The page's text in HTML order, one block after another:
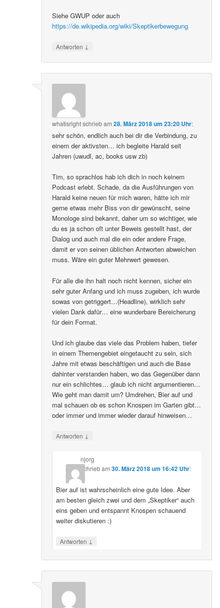
Siehe GWUP oder auch
https://de.wikipedia.org/wiki/Skeptikerbewegung
Antworten ↓
whatisrightschriebam28. März 2018 um 23:20 Uhr:
sehr schön, endlich auch bei dir die Verbindung, zu
einem der aktivsten… ich begleite Harald seit
Jahren (uwudl, ac, books usw zb)
Tim, so sprachlos hab ich dich in noch keinem
Podcast erlebt. Schade, da die Ausführungen von
Harald keine neuen für mich waren, hätte ich mir
gerne etwas mehr Biss von dir gewünscht, seine
Monologe sind bekannt, daher um so wichtiger, wie
du es ja schon oft unter Beweis gestellt hast, der
Dialog und auch mal die ein oder andere Frage,
damit er von seinen üblichen Antworten abweichen
muss. Wäre ein guter Mehrwert gewesen.
Für alle die ihn halt noch nicht kennen, sicher ein
sehr guter Anfang und ich muss zugeben, ich wurde
sowas von getriggert…(Headline), wirklich sehr
vielen Dank dafür… eine wunderbare Bereicherung
für dein Format.
Und ich glaube das viele das Problem haben, tiefer
in einem Themengebiet eingetaucht zu sein, sich
Jahre mit etwas beschäftigen und auch die Base
dahinter verstanden haben, wo das Gegenüber dann
nur ein schlichtes… glaub ich nicht argumentieren…
Wie geht man damit um? Umdrehen, Bier auf und
mal schauen ob es schon Knospen im Garten gibt…
oder immer und immer wieder darauf hinweisen…
Antworten ↓
njorg
schriebam 30. März 2018 um 16:42 Uhr:
Bier auf ist wahrscheinlich eine gute Idee. Aber
am besten gleich zwei und dem „Skeptiker“ auch
eins geben und entspannt Knospen schauend
weiter diskutieren :)
Antworten ↓